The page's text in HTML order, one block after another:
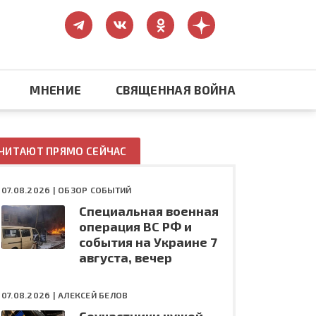
Конфликт на Украине
МНЕНИЕ СВЯЩЕННАЯ ВОЙНА
ПРЯМО СЕЙЧАС
07.08.2026 | ОБЗОР СОБЫТИЙ
Специальная военная
операция ВС РФ и
события на Украине 7
августа, вечер
07.08.2026 |АЛЕКСЕЙ БЕЛОВ